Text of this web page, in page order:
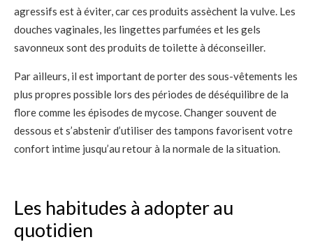
agressifs est à éviter, car ces produits assèchent la vulve. Les
douches vaginales, les lingettes parfumées et les gels
savonneux sont des produits de toilette à déconseiller.
Par ailleurs, il est important de porter des sous-vêtements les
plus propres possible lors des périodes de déséquilibre de la
flore comme les épisodes de mycose. Changer souvent de
dessous et s’abstenir d’utiliser des tampons favorisent votre
confort intime jusqu’au retour à la normale de la situation.
Les habitudes à adopter au
quotidien